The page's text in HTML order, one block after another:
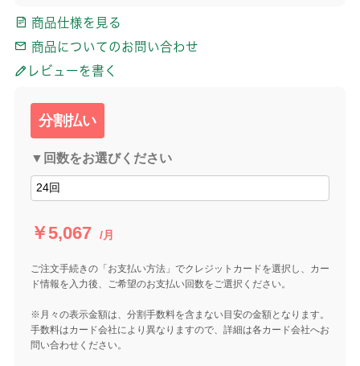
商品仕様を見る
商品についてのお問い合わせ
レビューを書く
分割払い
▼回数をお選びください
￥5,067 /月
ご注文手続きの「お支払い方法」でクレジットカードを選択し、カー
ド情報を入力後、ご希望のお支払い回数をご選択ください。
※月々の表示金額は、分割手数料を含まない目安の金額となります。
手数料はカード会社により異なりますので、詳細は各カード会社へお
問い合わせください。